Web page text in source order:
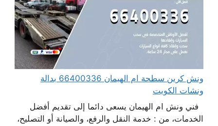
ونش كرين سطحة ام الهيمان 66400336 بدالة
ونشات الكويت
فني ونش ام الهيمان يسعى دائما إلى تقديم أفضل
الخدمات، من : خدمة النقل والرفع، والصيانة أو التصليح،